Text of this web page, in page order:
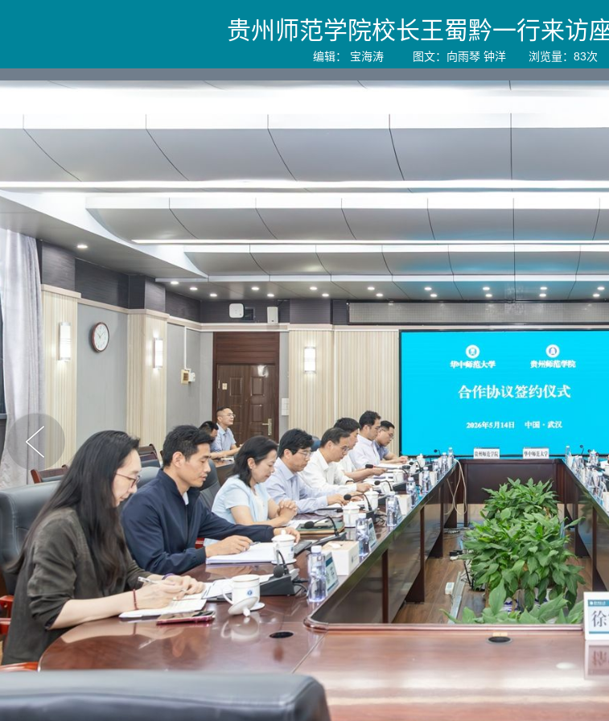
贵州师范学院校长王蜀黔一行来访
编辑： 宝海涛 图文：向雨琴 钟洋 浏览量： 83次